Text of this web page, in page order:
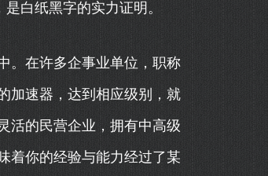
白纸黑字的实力证明。
。在许多企事业单位，职称
加速器，达到相应级别，就
活的民营企业，拥有中高级
着你的经验与能力经过了某